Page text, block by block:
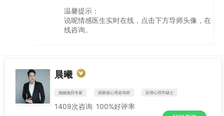
温馨提示：
说呢情感医生实时在线，点击下方导师头像，在
线咨询。
晨曦
婚姻挽回专家 国家级心理咨询师 应用心理学硕士
1409次咨询 100%好评率